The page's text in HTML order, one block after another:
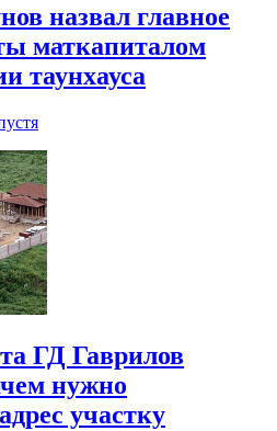
назвал главное
маткапиталом
таунхауса
ГД Гаврилов
нужно
участку